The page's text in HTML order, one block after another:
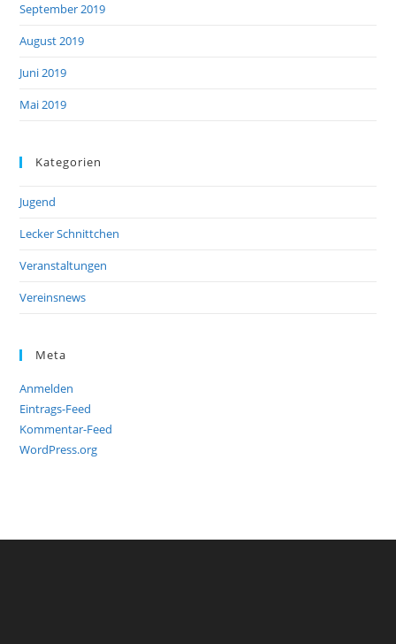
September 2019
August 2019
Juni 2019
Mai 2019
Kategorien
Jugend
Lecker Schnittchen
Veranstaltungen
Vereinsnews
Meta
Anmelden
Eintrags-Feed
Kommentar-Feed
WordPress.org